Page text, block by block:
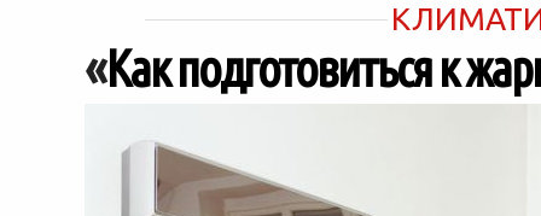
«Как подготовиться к